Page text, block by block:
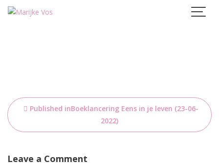
Skip
Bericht
navigatie
Published inBoeklancering Eens in je leven (23-06-
2022)
Leave a Comment